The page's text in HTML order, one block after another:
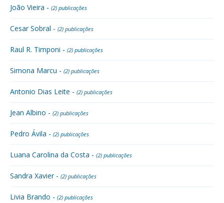
João Vieira - (2) publicações
Cesar Sobral - (2) publicações
Raul R. Timponi - (2) publicações
Simona Marcu - (2) publicações
Antonio Dias Leite - (2) publicações
Jean Albino - (2) publicações
Pedro Ávila - (2) publicações
Luana Carolina da Costa - (2) publicações
Sandra Xavier - (2) publicações
Livia Brando - (2) publicações